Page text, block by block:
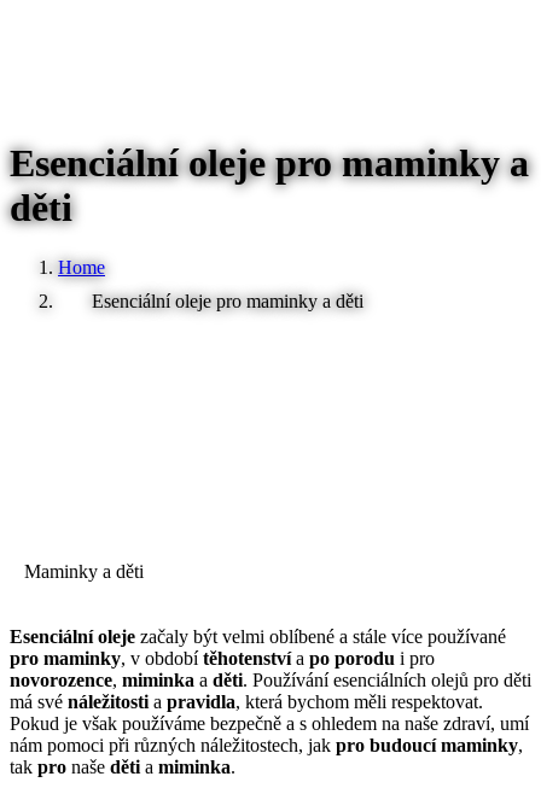
Esenciální oleje pro maminky a
děti
Home
Esenciální oleje pro maminky a děti
Maminky a děti
Esenciální oleje začaly být velmi oblíbené a stále více používané
pro maminky, v obdobítěhotenstvía po porodu i pro
novorozence, miminka a děti. Používání esenciálních olejů pro děti
má své náležitosti a pravidla, která bychom měli respektovat.
Pokud je však používáme bezpečně a s ohledem na naše zdraví, umí
nám pomoci při různých náležitostech, jak pro budoucí maminky,
tak pro naše děti a miminka.